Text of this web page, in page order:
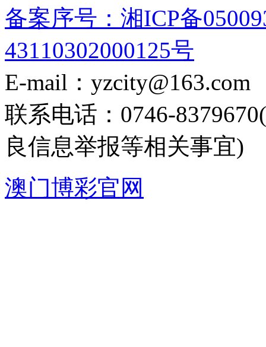
备案序号：湘ICP备
43110302000125号
E-mail：yzcity@163.com
联系电话：0746-
良信息举报等相关事宜)
澳门博彩官网